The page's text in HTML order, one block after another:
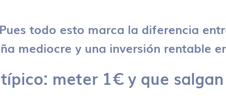
Pues todo esto marca la diferencia
mediocre y una inversión rentable
meter 1€ y que